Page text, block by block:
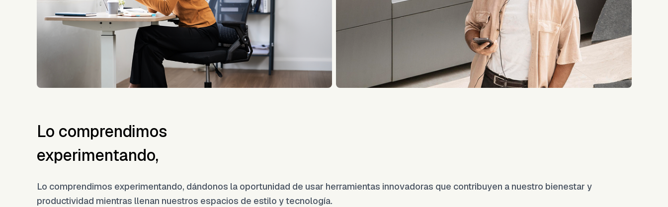
Lo comprendimos
experimentando,
Lo comprendimos experimentando, dándonos la oportunidad de usar herramientas innovadoras que contribuyen a nuestro bienestar y
productividad mientras llenan nuestros espacios de estilo y tecnología.